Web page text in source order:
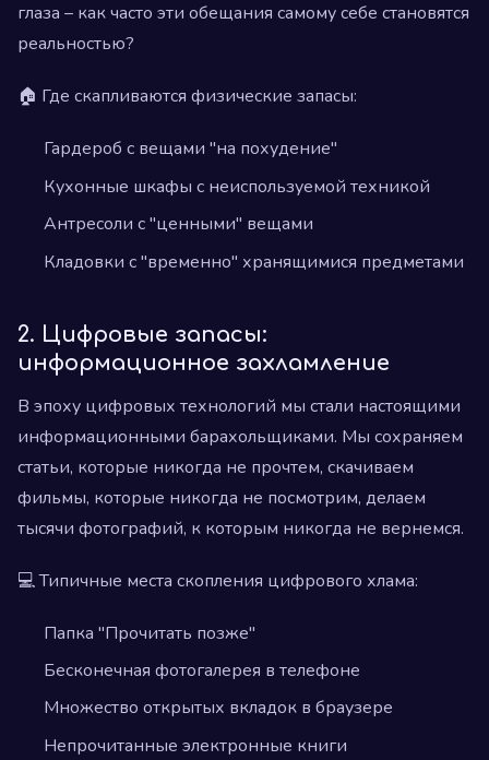
глаза – как часто эти обещания самому себе становятся
реальностью?
🏠 Где скапливаются физические запасы:
Гардероб с вещами "на похудение"
Кухонные шкафы с неиспользуемой техникой
Антресоли с "ценными" вещами
Кладовки с "временно" хранящимися предметами
2. Цифровые запасы:
информационное захламление
В эпоху цифровых технологий мы стали настоящими
информационными барахольщиками. Мы сохраняем
статьи, которые никогда не прочтем, скачиваем
фильмы, которые никогда не посмотрим, делаем
тысячи фотографий, к которым никогда не вернемся.
💻 Типичные места скопления цифрового хлама:
Папка "Прочитать позже"
Бесконечная фотогалерея в телефоне
Множество открытых вкладок в браузере
Непрочитанные электронные книги